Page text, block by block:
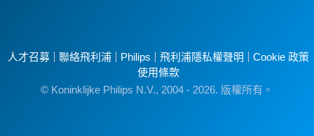
人才召募 聯絡飛利浦 Philips 飛利浦隱私權聲明
Cookie 政策
使用條款
© Koninklijke Philips N.V., 2004 - 2026. 版權所有。